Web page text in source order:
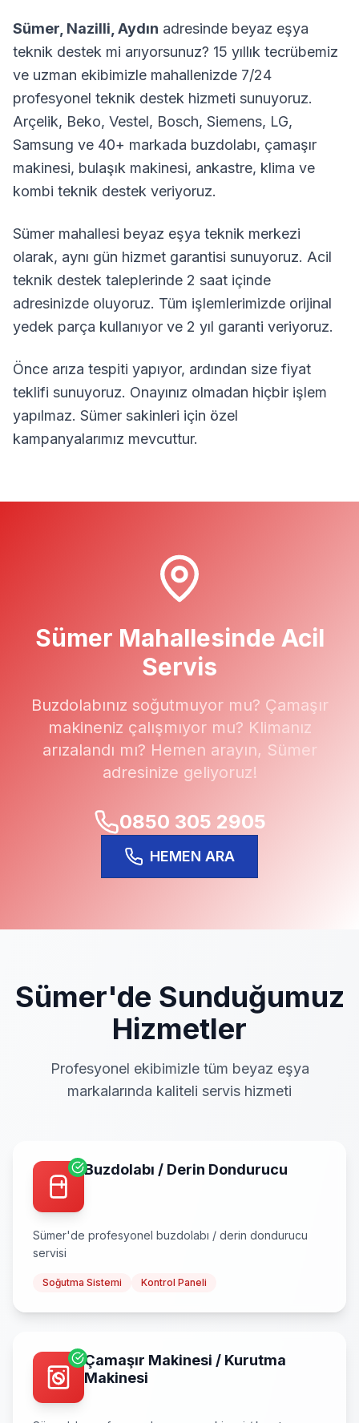
Sümer Nazilli Aydın adresinde beyaz eşya
teknik destek mi arıyorsunuz? 15 yıllık tecrübemiz
ve uzman ekibimizle mahallenizde 7/24
profesyonel teknik destek hizmeti sunuyoruz.
Arçelik, Beko, Vestel, Bosch, Siemens, LG,
Samsung ve 40+ markada buzdolabı, çamaşır
makinesi, bulaşık makinesi, ankastre, klima ve
kombi teknik destek veriyoruz.
Sümer mahallesi beyaz eşya teknik merkezi
olarak, aynı gün hizmet garantisi sunuyoruz. Acil
teknik destek taleplerinde 2 saat içinde
adresinizde oluyoruz. Tüm işlemlerimizde orijinal
yedek parça kullanıyor ve 2 yıl garanti veriyoruz.
Önce arıza tespiti yapıyor, ardından size fiyat
teklifi sunuyoruz. Onayınız olmadan hiçbir işlem
yapılmaz. Sümer sakinleri için özel
kampanyalarımız mevcuttur.
Sümer Mahallesinde Acil
Servis
Buzdolabınız soğutmuyor mu? Çamaşır
makineniz çalışmıyor mu? Klimanız
arızalandı mı? Hemen arayın, Sümer
adresinize geliyoruz!
0850 305 2905
HEMEN ARA
Sümer'de Sunduğumuz
Hizmetler
Profesyonel ekibimizle tüm beyaz eşya
markalarında kaliteli servis hizmeti
Buzdolabı / Derin Dondurucu
Sümer'de profesyonel buzdolabı / derin dondurucu
servisi
Soğutma Sistemi Kontrol Paneli
Çamaşır Makinesi / Kurutma
Makinesi